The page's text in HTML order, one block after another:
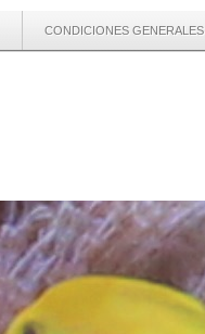
CONDICIONES GENERALES